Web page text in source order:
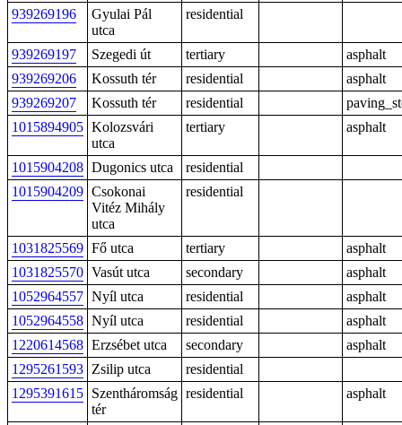
939269196
Gyulai Pál
utca
residential
939269197 Szegedi út tertiary
asphalt
939269206
Kossuth tér residential
asphalt
939269207
Kossuth tér residential
1015894905 Kolozsvári
utca
tertiary asphalt
1015904208 Dugonics utca
residential
1015904209 Csokonai
Vitéz Mihály
utca
residential
1031825569 Fő utca tertiary
asphalt
1031825570 Vasút utca secondary
asphalt
1052964557 Nyíl utca residential
asphalt
1052964558 Nyíl utca residential
asphalt
1220614568 Erzsébet utca secondary
asphalt
1295261593 Zsilip utca
residential
1295391615 Szentháromság
tér
residential asphalt